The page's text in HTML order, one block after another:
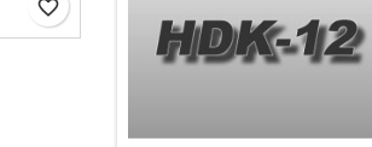
favorite_border